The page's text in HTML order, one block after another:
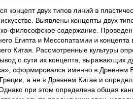
концепт двух типов линий в
Выявлены концепты двух
философское содержание.
Египта и Мессопатамии и
Китая. Рассмотренные культуры
о сути их концепта, выражающих
сформировался именно в Древнем
а не в Древнем Китае и
при этом определена общая